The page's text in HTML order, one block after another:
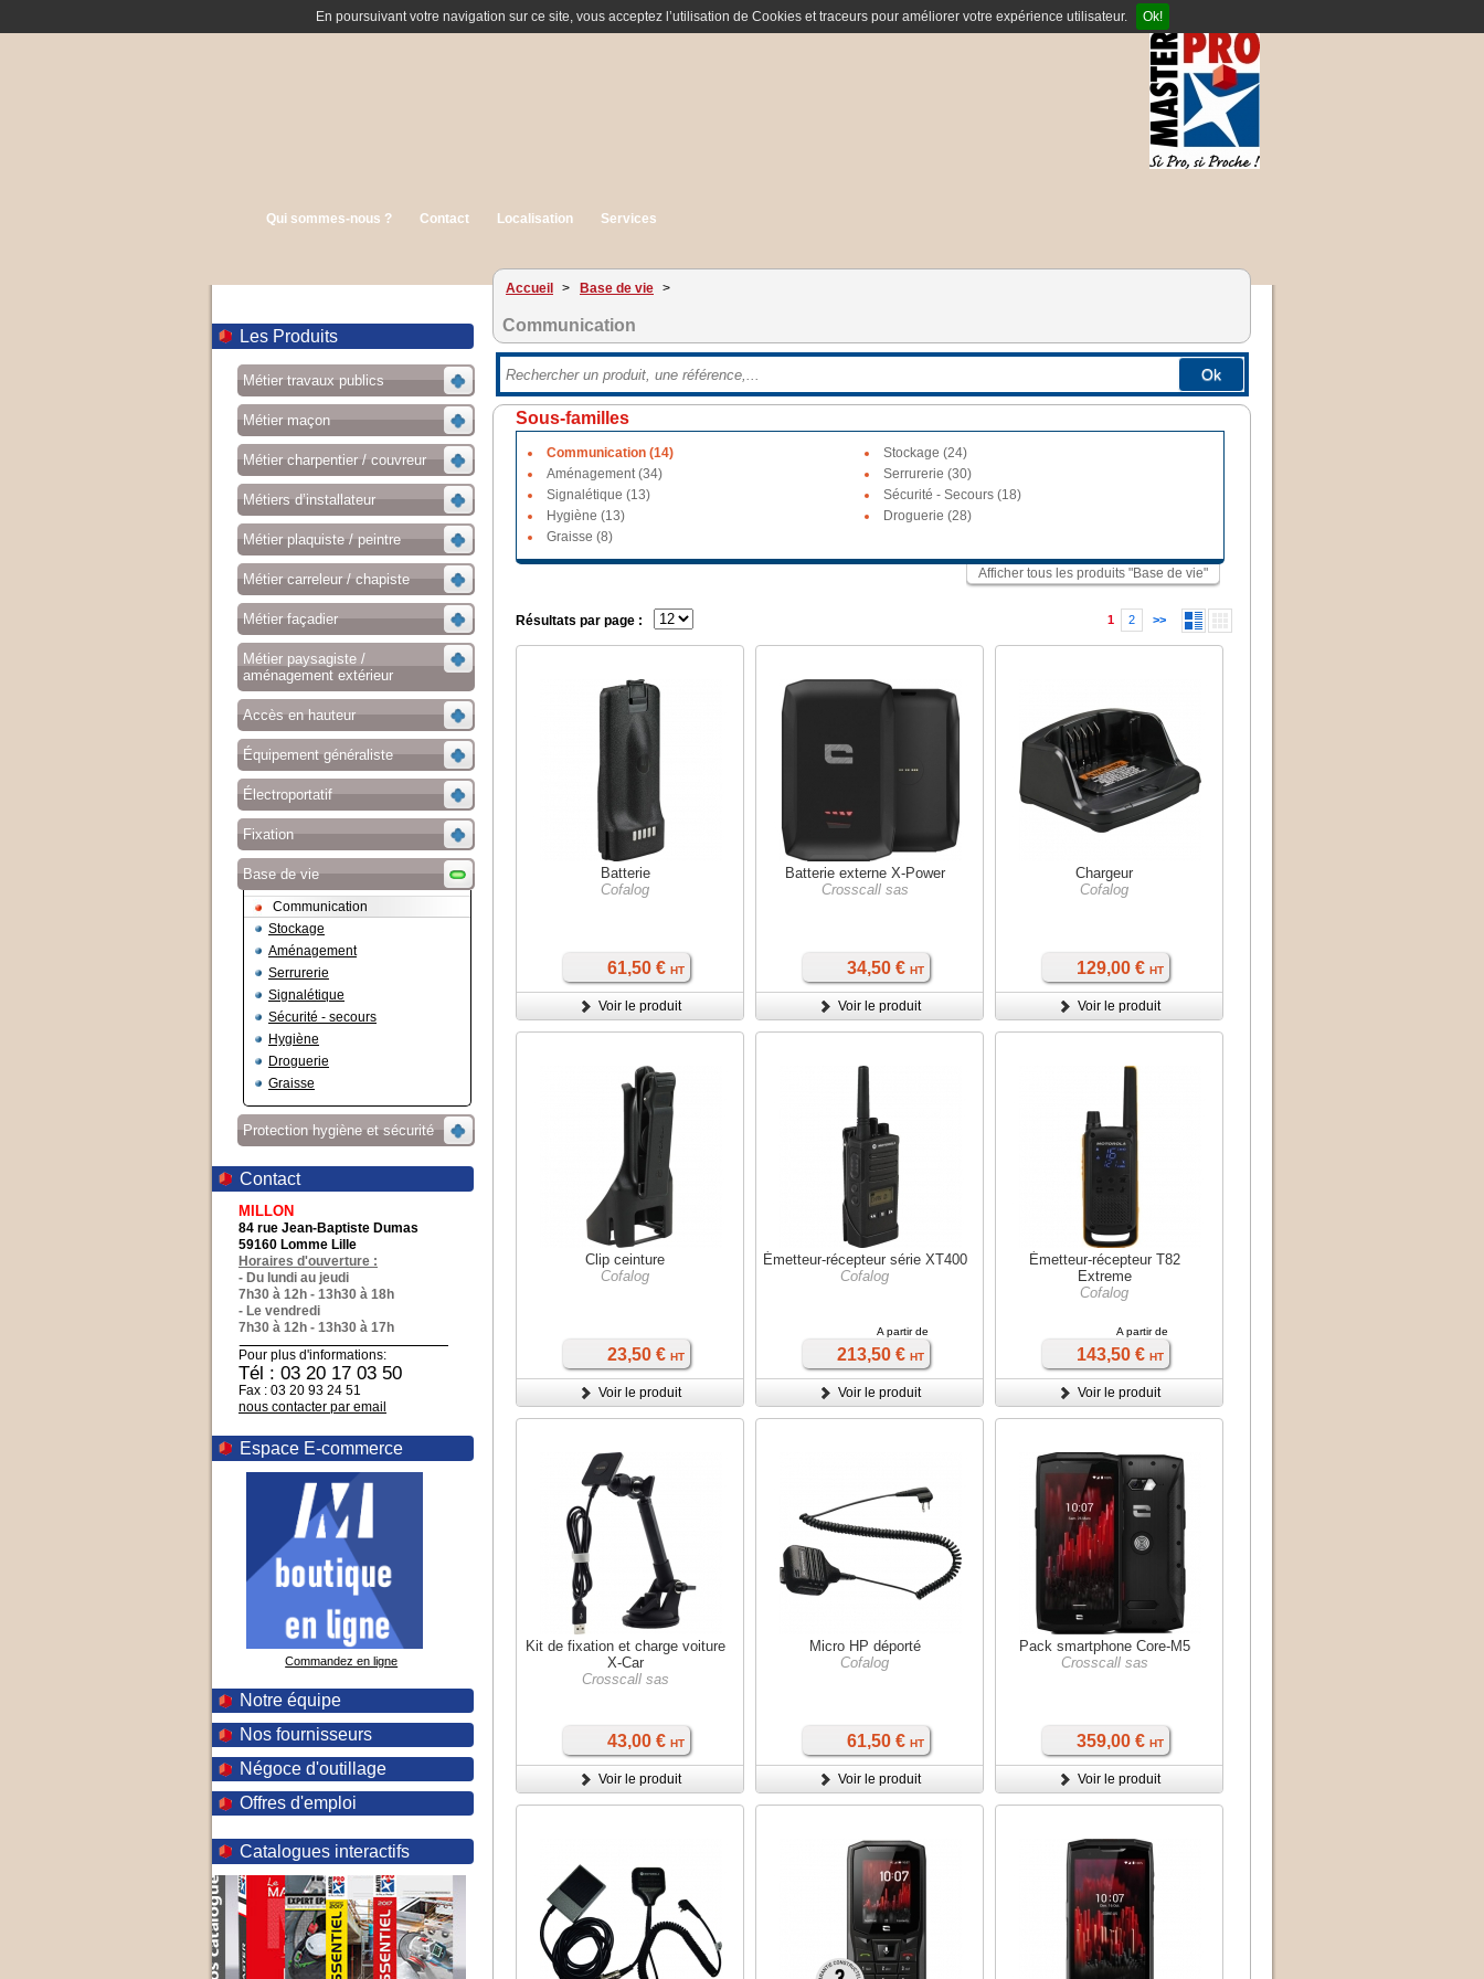
En poursuivant votre navigation sur ce site, vous acceptez l’utilisation de Cookies et traceurs pour améliorer votre expérience utilisateur. Ok!
Qui sommes-nous ? Contact Localisation Services
Les Produits
Métier travaux publics
Métier maçon
Métier charpentier / couvreur
Métiers d’installateur
Métier plaquiste / peintre
Métier carreleur / chapiste
Métier façadier
Métier paysagiste /
aménagement extérieur
Accès en hauteur
Équipement généraliste
Électroportatif
Fixation
Base de vie
Communication
Stockage
Aménagement
Serrurerie
Signalétique
Sécurité - secours
Hygiène
Droguerie
Graisse
Protection hygiène et sécurité
Contact
MILLON
84 rue Jean-Baptiste Dumas
59160 Lomme Lille
Horaires d'ouverture :
- Du lundi au jeudi
7h30 à 12h - 13h30 à 18h
- Le vendredi
7h30 à 12h - 13h30 à 17h
Pour plus d'informations:
Tél : 03 20 17 03 50
Fax : 03 20 93 24 51
nous contacter par email
Espace E-commerce
Commandez en ligne
Notre équipe
Nos fournisseurs
Négoce d'outillage
Offres d'emploi
Catalogues interactifs
Accueil > Base de vie >
Communication
Ok
Sous-familles
Communication (14)
Stockage (24)
Aménagement (34)
Serrurerie (30)
Signalétique (13)
Sécurité - Secours (18)
Hygiène (13)
Droguerie (28)
Graisse (8)
Afficher tous les produits "Base de vie"
Résultats par page : 1 2 >>
Batterie
Cofalog
61,50 € HT
Voir le produit
Batterie externe X-Power
Crosscall sas
34,50 € HT
Voir le produit
Chargeur
Cofalog
129,00 € HT
Voir le produit
Clip ceinture
Cofalog
23,50 € HT
Voir le produit
Émetteur-récepteur série XT400
Cofalog
A partir de
213,50 € HT
Voir le produit
Émetteur-récepteur T82
Extreme
Cofalog
A partir de
143,50 € HT
Voir le produit
Kit de fixation et charge voiture
X-Car
Crosscall sas
43,00 € HT
Voir le produit
Micro HP déporté
Cofalog
61,50 € HT
Voir le produit
Pack smartphone Core-M5
Crosscall sas
359,00 € HT
Voir le produit